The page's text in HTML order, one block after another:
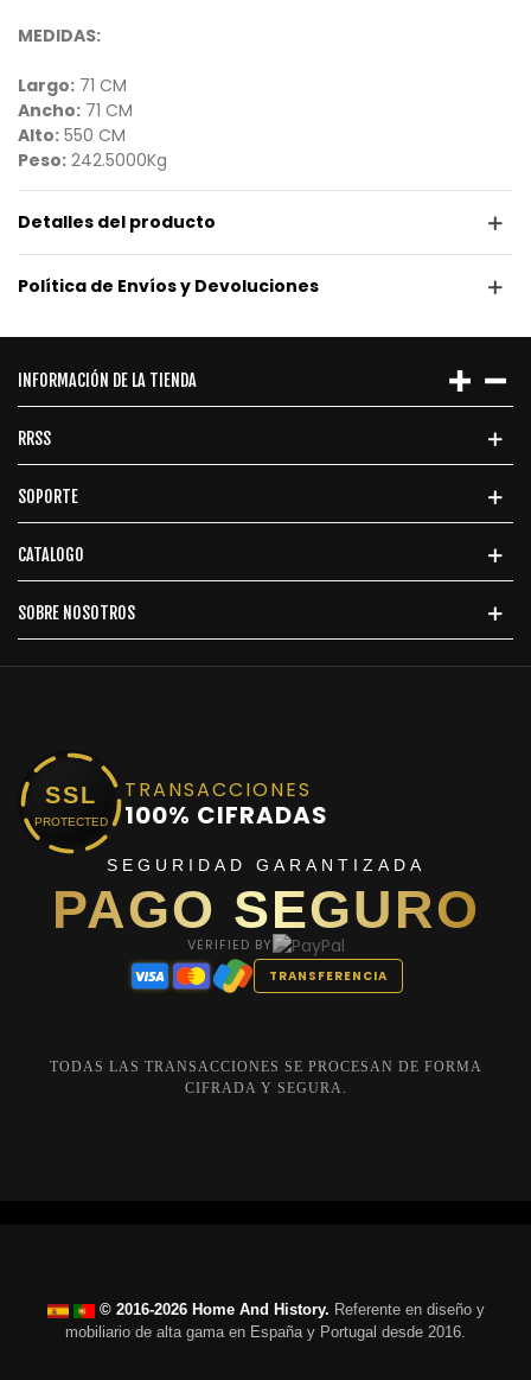
MEDIDAS:
Largo: 71 CM
Ancho: 71 CM
Alto: 550 CM
Peso: 242.5000Kg
Detalles del producto
Política de Envíos y Devoluciones
INFORMACIÓN DE LA TIENDA
RRSS
SOPORTE
CATALOGO
SOBRE NOSOTROS
SSL
PROTECTED
TRANSACCIONES
100% CIFRADAS
SEGURIDAD GARANTIZADA
PAGO SEGURO
VERIFIED BY
TRANSFERENCIA
TODAS LAS TRANSACCIONES SE PROCESAN DE FORMA
CIFRADA Y SEGURA.
© 2016-2026 Home And History. Referente en diseño y
mobiliario de alta gama en España y Portugal desde 2016.